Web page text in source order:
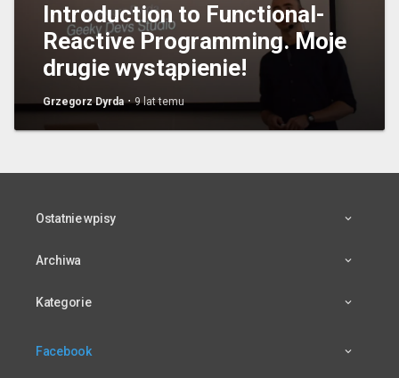
Introduction to Functional-
Reactive Programming. Moje
drugie wystąpienie!
Grzegorz Dyrda∙9 lat temu
Ostatnie wpisy
Archiwa
Kategorie
Facebook